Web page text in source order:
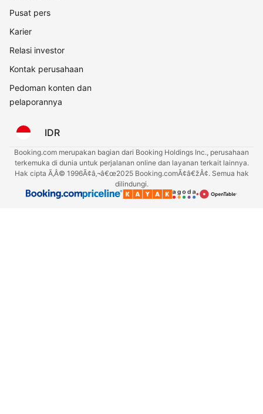
Pusat pers
Karier
Relasi investor
Kontak perusahaan
Pedoman konten dan
pelaporannya
IDR
Booking.com merupakan bagian dari Booking Holdings Inc., perusahaan
terkemuka di dunia untuk perjalanan online dan layanan terkait lainnya.
Hak cipta Ã‚Â© 1996Ã¢â‚¬â€œ2025 Booking.comÃ¢â€žÂ¢. Semua hak
dilindungi.